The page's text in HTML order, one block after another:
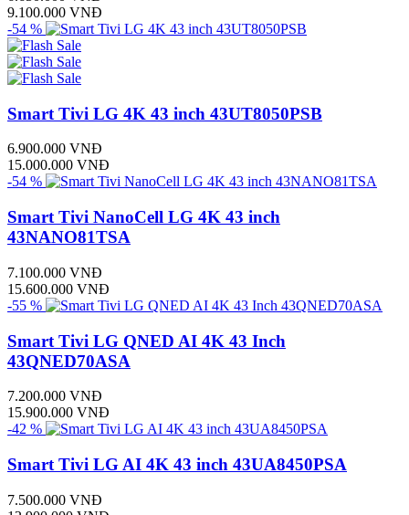
9.100.000 VNĐ
-54 %
Smart Tivi LG 4K 43 inch 43UT8050PSB
6.900.000 VNĐ
15.000.000 VNĐ
-54 %
Smart Tivi NanoCell LG 4K 43 inch
43NANO81TSA
7.100.000 VNĐ
15.600.000 VNĐ
-55 %
Smart Tivi LG QNED AI 4K 43 Inch
43QNED70ASA
7.200.000 VNĐ
15.900.000 VNĐ
-42 %
Smart Tivi LG AI 4K 43 inch 43UA8450PSA
7.500.000 VNĐ